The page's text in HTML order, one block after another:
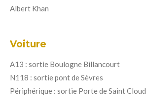
Albert Khan
Voiture
A13 : sortie Boulogne Billancourt
N118 : sortie pont de Sèvres
Périphérique : sortie Porte de Saint Cloud